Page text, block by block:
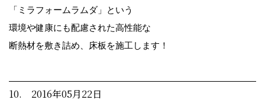
「ミラフォームラムダ」という
環境や健康にも配慮された高性能な
断熱材を敷き詰め、床板を施工します！
10. 2016年05月22日